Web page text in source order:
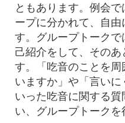
ともあります。例会
ープに分かれて、自
す。グループトーク
己紹介をして、その
す。「吃音のことを
いますか」や「言い
いった吃音に関する
い、グループトークを